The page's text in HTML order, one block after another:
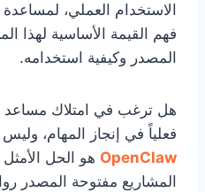
الاستخدام العملي،
فهم القيمة الأساسية لهذا
المصدر وكيفية استخدامه.
هل ترغب في امتلاك
فعلياً في إنجاز المهام،
OpenClaw هو الحل الأمثل